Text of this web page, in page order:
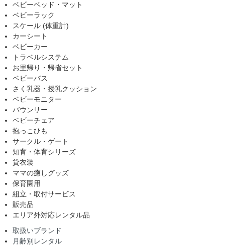
ベビーベッド・マット
ベビーラック
スケール (体重計)
カーシート
ベビーカー
トラベルシステム
お里帰り・帰省セット
ベビーバス
さく乳器・授乳クッション
ベビーモニター
バウンサー
ベビーチェア
抱っこひも
サークル・ゲート
知育・体育シリーズ
貸衣装
ママの癒しグッズ
保育園用
組立・取付サービス
販売品
エリア外対応レンタル品
取扱いブランド
月齢別レンタル